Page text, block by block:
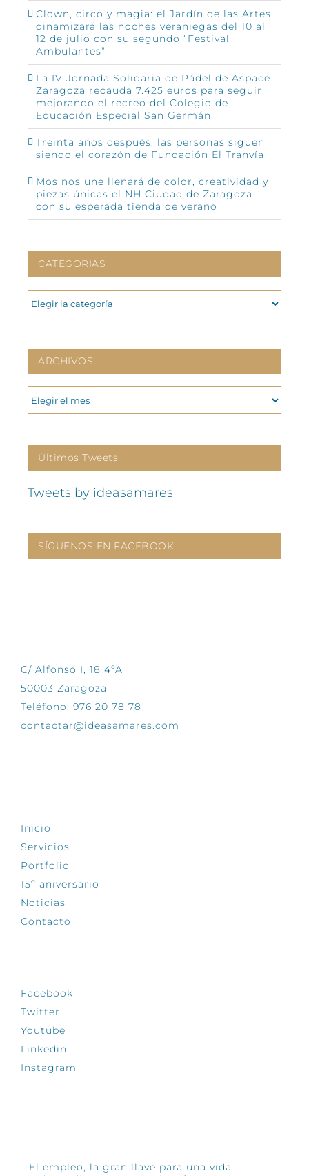
Clown, circo y magia: el Jardín de las Artes
dinamizará las noches veraniegas del 10 al
12 de julio con su segundo “Festival
Ambulantes”
La IV Jornada Solidaria de Pádel de Aspace
Zaragoza recauda 7.425 euros para seguir
mejorando el recreo del Colegio de
Educación Especial San Germán
Treinta años después, las personas siguen
siendo el corazón de Fundación El Tranvía
Mos nos une llenará de color, creatividad y
piezas únicas el NH Ciudad de Zaragoza
con su esperada tienda de verano
CATEGORIAS
CATEGORIAS
ARCHIVOS
ARCHIVOS
Últimos Tweets
Tweets by ideasamares
SÍGUENOS EN FACEBOOK
C/ Alfonso I, 18 4ºA
50003 Zaragoza
Teléfono: 976 20 78 78
contactar@ideasamares.com
Inicio
Servicios
Portfolio
15º aniversario
Noticias
Contacto
Facebook
Twitter
Youtube
Linkedin
Instagram
El empleo, la gran llave para una vida